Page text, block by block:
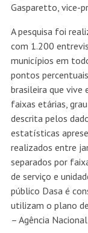
Gasparetto, vice-
A pesquisa foi
com 1.200
municípios em
pontos
brasileira que vive
faixas etárias,
descrita pelos
estatísticas
realizados entre
separados por
de serviço e
público Dasa é
utilizam o plano
– Agência